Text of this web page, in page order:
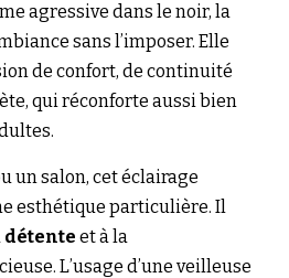
agressive dans le noir, la
sans l’imposer. Elle
de confort, de continuité
qui réconforte aussi bien
un salon, cet éclairage
esthétique particulière. Il
détente et à la
L’usage d’une veilleuse